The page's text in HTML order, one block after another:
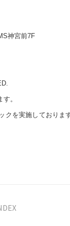
神宮前7F
。
クを実施しておりま